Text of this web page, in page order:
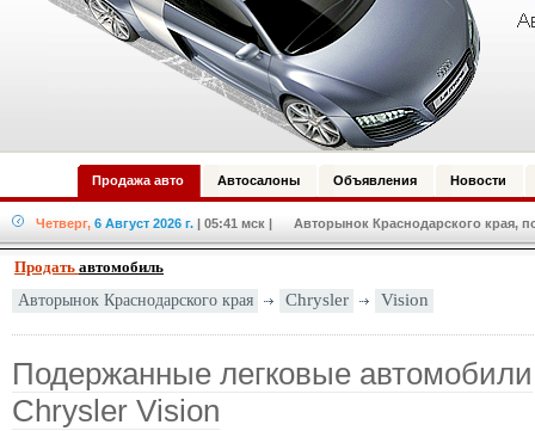
Продажа авто Автосалоны Объявления Новости
Четверг, 6 Август 2026 г. | 05:41 мск | Авторынок Краснодарского края,
Продать автомобиль
Авторынок Краснодарского края Chrysler Vision
Подержанные легковые автомобили
Chrysler Vision